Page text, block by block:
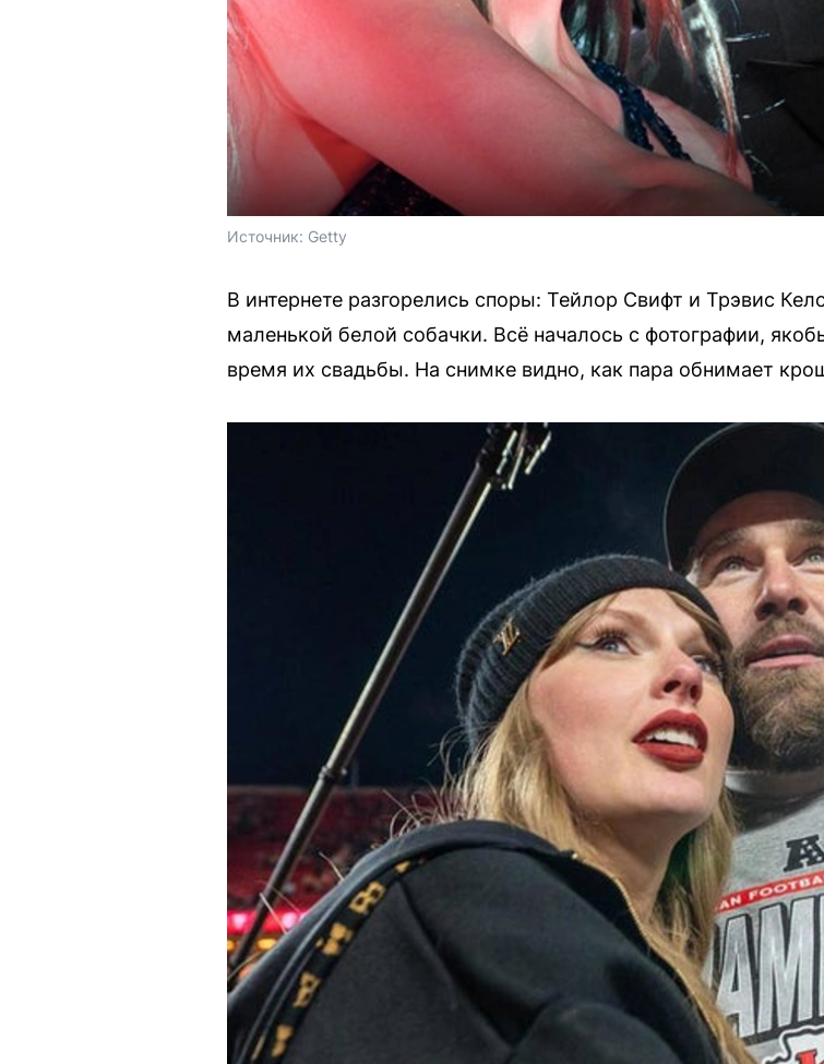
Источник: Getty
В интернете разгорелись споры: Тейлор Свифт и Трэвис
маленькой белой собачки. Всё началось с фотографии,
время их свадьбы. На снимке видно, как пара обнимает